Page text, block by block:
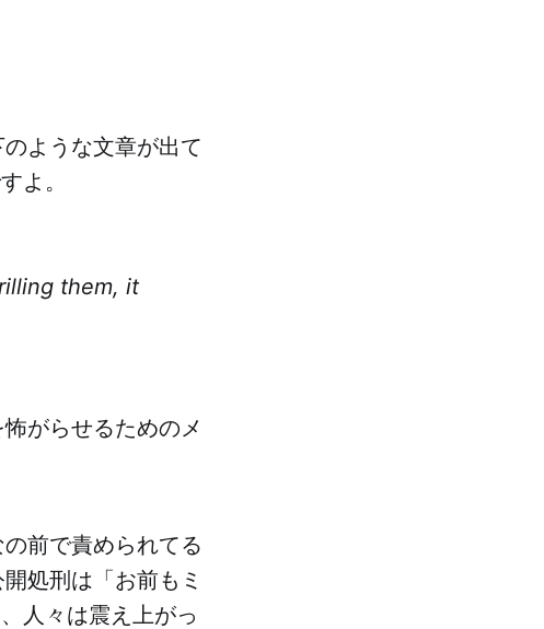
ような文章が出て
よ。
them, it
がらせるためのメ
前で責められてる
処刑は「お前もミ
人々は震え上がっ